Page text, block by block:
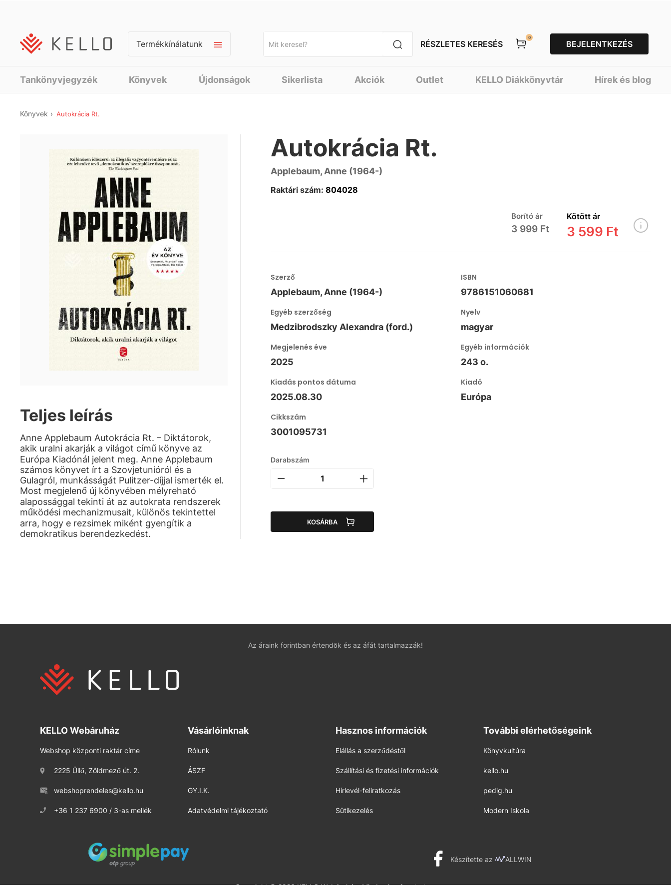
Termékkínálatunk RÉSZLETES KERESÉS
0
BEJELENTKEZÉS
Tankönyvjegyzék Könyvek Újdonságok Sikerlista Akciók Outlet KELLO Diákkönyvtár Hírek és blog
Könyvek Autokrácia Rt.
Teljes leírás
Anne Applebaum Autokrácia Rt. – Diktátorok,
akik uralni akarják a világot című könyve az
Európa Kiadónál jelent meg. Anne Applebaum
számos könyvet írt a Szovjetunióról és a
Gulagról, munkásságát Pulitzer-díjjal ismerték el.
Most megjelenő új könyvében mélyreható
alapossággal tekinti át az autokrata rendszerek
működési mechanizmusait, különös tekintettel
arra, hogy e rezsimek miként gyengítik a
demokratikus berendezkedést.
Autokrácia Rt.
Applebaum, Anne (1964-)
Raktári szám: 804028
Borító ár
3 999 Ft
Kötött ár
3 599 Ft
Szerző
Applebaum, Anne (1964-)
ISBN
9786151060681
Egyéb szerzőség
Medzibrodszky Alexandra (ford.)
Nyelv
magyar
Megjelenés éve
2025
Egyéb információk
243 o.
Kiadás pontos dátuma
2025.08.30
Kiadó
Európa
Cikkszám
3001095731
Darabszám
KOSÁRBA
Az áraink forintban értendők és az áfát tartalmazzák!
KELLO Webáruház
Webshop központi raktár címe
2225 Üllő, Zöldmező út. 2.
webshoprendeles@kello.hu
+36 1 237 6900 / 3-as mellék
Vásárlóinknak
Rólunk
ÁSZF
GY.I.K.
Adatvédelmi tájékoztató
Hasznos információk
Elállás a szerződéstől
Szállítási és fizetési információk
Hírlevél-feliratkozás
Sütikezelés
További elérhetőségeink
Könyvkultúra
kello.hu
pedig.hu
Modern Iskola
Készítette az ALLWIN
Copyright © 2026 KELLO Webáruház. Minden jog fenntartva.